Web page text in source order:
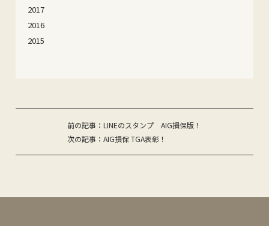
2017
2016
2015
投
稿
ゲ
前の記事：LINEのスタンプ AIG損保版！
次の記事：AIG損保 TGA表彰！